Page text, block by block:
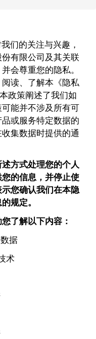
们的关注与兴趣，
有限公司及其关联
会尊重您的隐私。
读、了解本《隐私
政策阐述了我们如
能并不涉及所有可
或服务特定数据的
集数据时提供的通
方式处理您的个人
的信息，并停止使
您确认我们在本隐
规定。
了解以下内容：
据
术